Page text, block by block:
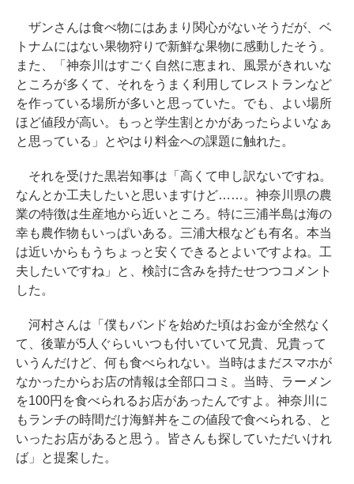
ザンさんは食べ物にはあまり関心がないそうだが、ベ
トナムにはない果物狩りで新鮮な果物に感動したそう。
また、「神奈川はすごく自然に恵まれ、風景がきれいな
ところが多くて、それをうまく利用してレストランなど
を作っている場所が多いと思っていた。でも、よい場所
ほど値段が高い。もっと学生割とかがあったらよいなぁ
と思っている」とやはり料金への課題に触れた。
それを受けた黒岩知事は「高くて申し訳ないですね。
なんとか工夫したいと思いますけど……。神奈川県の農
業の特徴は生産地から近いところ。特に三浦半島は海の
幸も農作物もいっぱいある。三浦大根なども有名。本当
は近いからもうちょっと安くできるとよいですよね。工
夫したいですね」と、検討に含みを持たせつつコメント
した。
河村さんは「僕もバンドを始めた頃はお金が全然なく
て、後輩が5人ぐらいいつも付いていて兄貴、兄貴って
いうんだけど、何も食べられない。当時はまだスマホが
なかったからお店の情報は全部口コミ。当時、ラーメン
を100円を食べられるお店があったんですよ。神奈川に
もランチの時間だけ海鮮丼をこの値段で食べられる、と
いったお店があると思う。皆さんも探していただいけれ
ば」と提案した。